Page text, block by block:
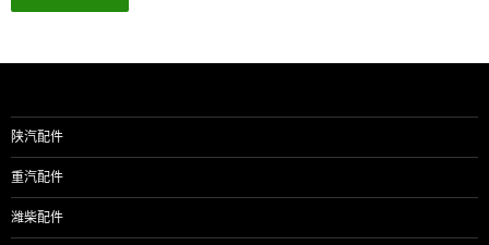
陕汽配件
重汽配件
潍柴配件